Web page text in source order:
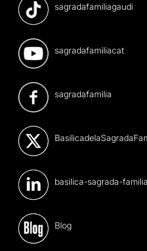
sagradafamiliagaudi
sagradafamiliacat
sagradafamilia
basilica-sagrada-familia
Blog